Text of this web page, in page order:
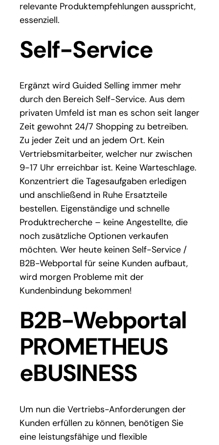
relevante Produktempfehlungen ausspricht,
essenziell.
Self-Service
Ergänzt wird Guided Selling immer mehr
durch den Bereich Self-Service. Aus dem
privaten Umfeld ist man es schon seit langer
Zeit gewohnt 24/7 Shopping zu betreiben.
Zu jeder Zeit und an jedem Ort. Kein
Vertriebsmitarbeiter, welcher nur zwischen
9-17 Uhr erreichbar ist. Keine Warteschlage.
Konzentriert die Tagesaufgaben erledigen
und anschließend in Ruhe Ersatzteile
bestellen. Eigenständige und schnelle
Produktrecherche – keine Angestellte, die
noch zusätzliche Optionen verkaufen
möchten. Wer heute keinen Self-Service /
B2B-Webportal für seine Kunden aufbaut,
wird morgen Probleme mit der
Kundenbindung bekommen!
B2B-Webportal
PROMETHEUS
eBUSINESS
Um nun die Vertriebs-Anforderungen der
Kunden erfüllen zu können, benötigen Sie
eine leistungsfähige und flexible